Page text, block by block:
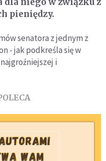
pieniędzy.
senatora z jednym z
- jak podkreśla się w
i